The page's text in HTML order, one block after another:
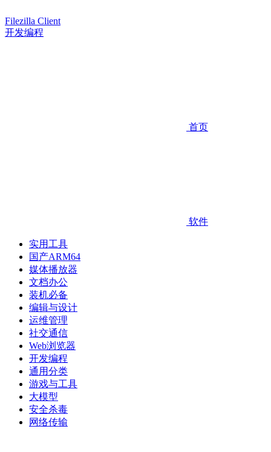
Filezilla Client
开发编程
首页
软件
实用工具
国产ARM64
媒体播放器
文档办公
装机必备
编辑与设计
运维管理
社交通信
Web浏览器
开发编程
通用分类
游戏与工具
大模型
安全杀毒
网络传输